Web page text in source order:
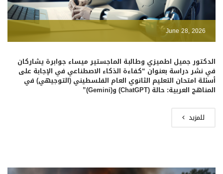
June 28, 2026
الدكتور جميل اطميزي وطالبة الماجستير ميساء جوابرة يشاركان
في نشر دراسة بعنوان “كفاءة الذكاء الاصطناعي في الإجابة على
أسئلة امتحان التعليم الثانوي العام الفلسطيني (التوجيهي) في
المناهج العربية: حالة (ChatGPT) و(Gemini)”
للمزيد